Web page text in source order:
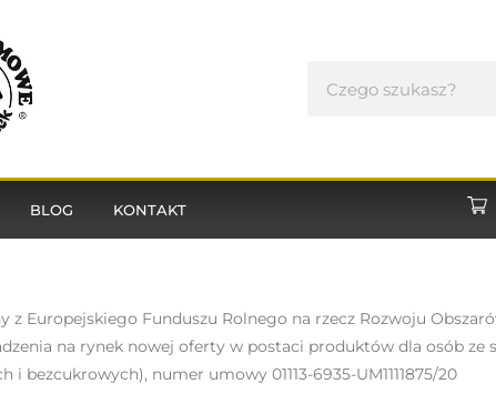
BLOG KONTAKT
z Europejskiego Funduszu Rolnego na rzecz Rozwoju
na rynek nowej oferty w postaci produktów dla osób ze
i bezcukrowych), numer umowy 01113-6935-UM1111875/20